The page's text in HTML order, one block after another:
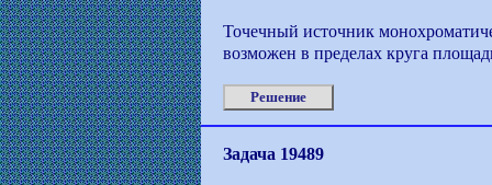
Точечный источник
возможен в пределах круга
Решение
Задача 19489